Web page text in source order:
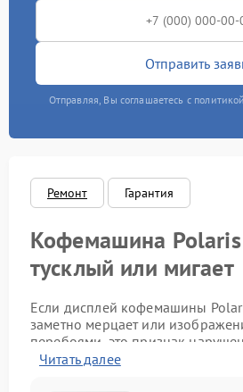
Отправить
Отправляя, Вы соглашаетесь с
Ремонт Гарантия
Кофемашина
тусклый или мигает
Если дисплей кофемашины
заметно мерцает или
перебоями, это признак
электронной части. Экран
Читать далее